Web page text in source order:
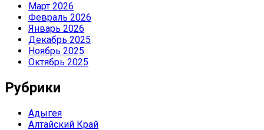
Март 2026
Февраль 2026
Январь 2026
Декабрь 2025
Ноябрь 2025
Октябрь 2025
Рубрики
Адыгея
Алтайский Край